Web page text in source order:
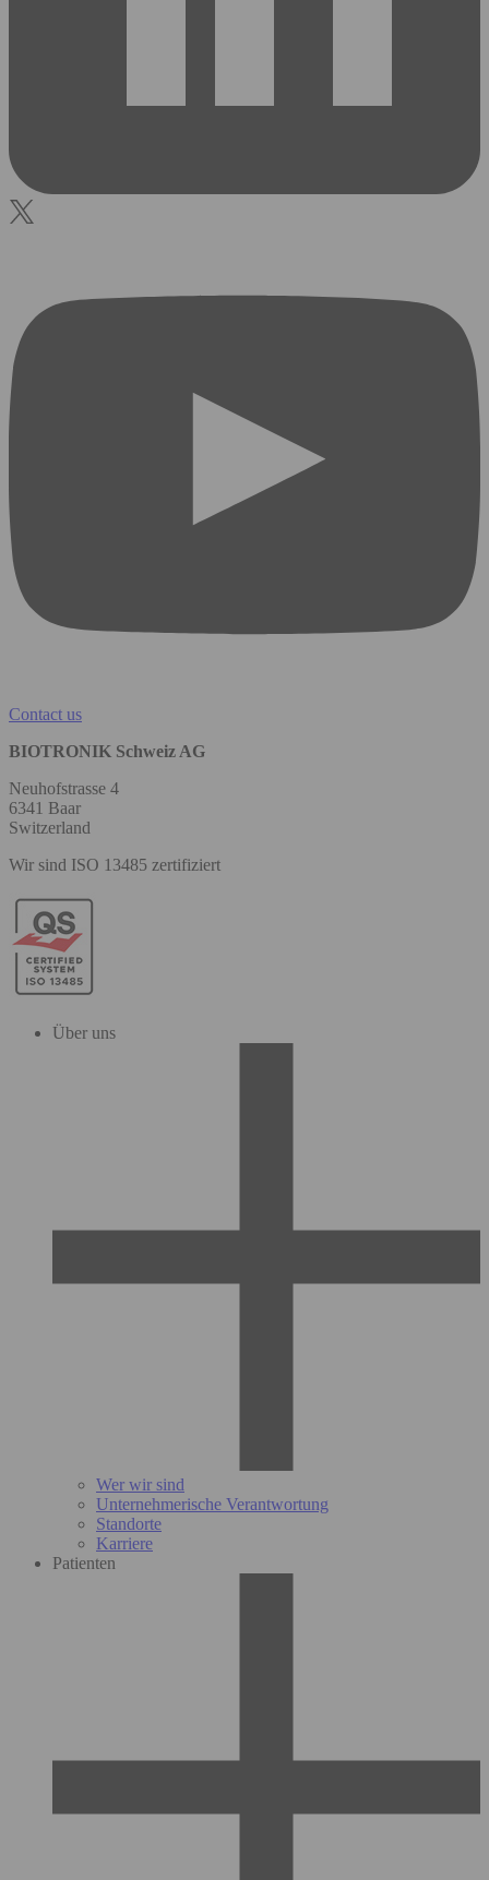
Contact us
BIOTRONIK Schweiz AG
Neuhofstrasse 4
6341 Baar
Switzerland
Wir sind ISO 13485 zertifiziert
Über uns
Wer wir sind
Unternehmerische Verantwortung
Standorte
Karriere
Patienten